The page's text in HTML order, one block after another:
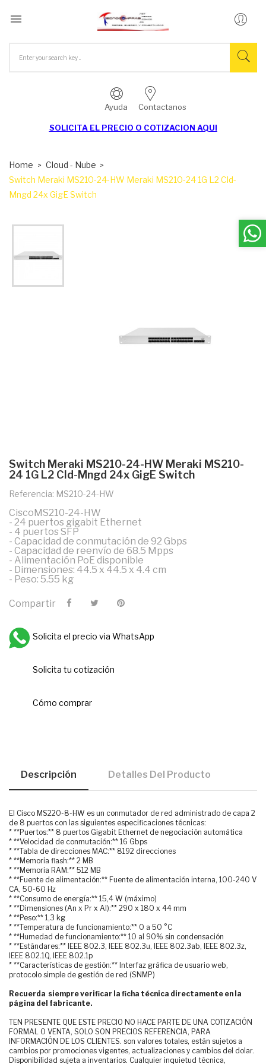

Ayuda Contactanos
SOLICITA EL PRECIO O COTIZACION AQUI
Home
Cloud - Nube
Switch Meraki MS210-24-HW Meraki MS210-24 1G L2 Cld-
Mngd 24x GigE Switch
Switch Meraki MS210-24-HW Meraki MS210-
24 1G L2 Cld-Mngd 24x GigE Switch
Referencia: MS210-24-HW
CiscoMS210-24-HW
- 24 puertos gigabit Ethernet
- 4 puertos SFP
- Capacidad de conmutación de 92 Gbps
- Capacidad de reenvío de 68.5 Mpps
- Alimentación PoE disponible
- Dimensiones: 44.5 x 44.5 x 4.4 cm
- Peso: 5.55 kg
Compartir
Solicita el precio via WhatsApp
Solicita tu cotización
Cómo comprar
Descripción Detalles Del Producto
El Cisco MS220-8-HW es un conmutador de red administrado de capa 2
de 8 puertos con las siguientes especificaciones técnicas:
* **Puertos:** 8 puertos Gigabit Ethernet de negociación automática
* **Velocidad de conmutación:** 16 Gbps
* **Tabla de direcciones MAC:** 8192 direcciones
* **Memoria flash:** 2 MB
* **Memoria RAM:** 512 MB
* **Fuente de alimentación:** Fuente de alimentación interna, 100-240 V
CA, 50-60 Hz
* **Consumo de energía:** 15,4 W (máximo)
* **Dimensiones (An x Pr x Al):** 290 x 180 x 44 mm
* **Peso:** 1,3 kg
* **Temperatura de funcionamiento:** 0 a 50 °C
* **Humedad de funcionamiento:** 10 al 90% sin condensación
* **Estándares:** IEEE 802.3, IEEE 802.3u, IEEE 802.3ab, IEEE 802.3z,
IEEE 802.1Q, IEEE 802.1p
* **Características de gestión:** Interfaz gráfica de usuario web,
protocolo simple de gestión de red (SNMP)
Recuerda siempre verificar la ficha técnica directamente en la
página del fabricante.
TEN PRESENTE QUE ESTE PRECIO NO HACE PARTE DE UNA COTIZACIÓN
FORMAL O VENTA, SOLO SON PRECIOS REFERENCIA, PARA
INFORMACIÓN DE LOS CLIENTES. son valores totales, están sujetos a
cambios por promociones vigentes, actualizaciones y cambios del dolar.
Disponibilidad sujeta a inventarios. Cualquier inquietud técnica,